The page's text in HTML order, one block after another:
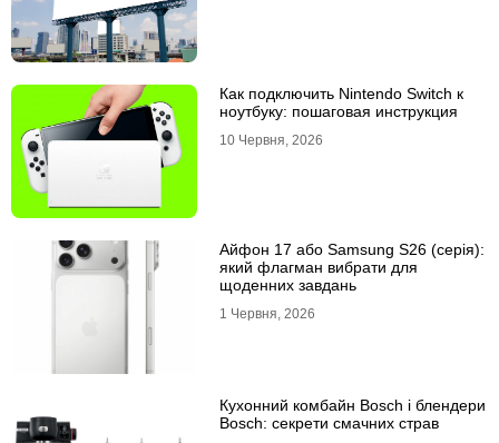
Как подключить Nintendo Switch к
ноутбуку: пошаговая инструкция
10 Червня, 2026
Айфон 17 або Samsung S26 (серія):
який флагман вибрати для
щоденних завдань
1 Червня, 2026
Кухонний комбайн Bosch і блендери
Bosch: секрети смачних страв